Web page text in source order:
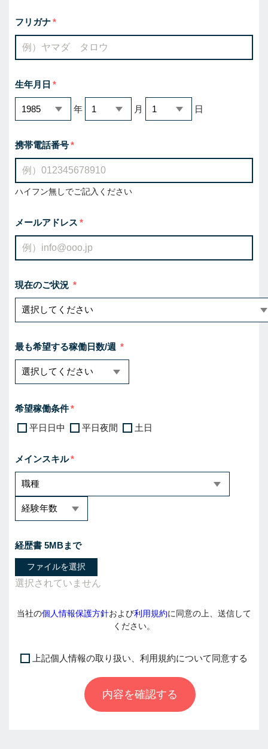
フリガナ
生年月日
年 月 日
携帯電話番号
ハイフン無しでご記入ください
メールアドレス
現在のご状況
最も希望する稼働日数/週
希望稼働条件
平日日中
平日夜間 土日
メインスキル
経歴書 5MBまで
ファイルを選択
当社の個人情報保護方針および利用規約に同意の上、送信して
ください。
上記個人情報の取り扱い、利用規約について同意する
内容を確認する